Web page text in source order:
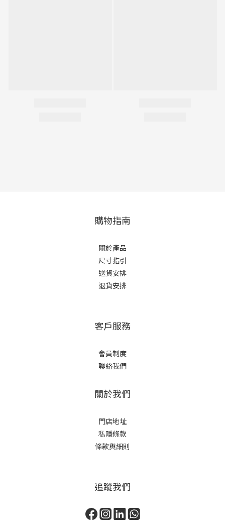
購物指南
關於產品
尺寸指引
送貨安排
退貨安排
客戶服務
會員制度
聯絡我們
關於我們
門店地址
私隱條款
條款與細則
追蹤我們